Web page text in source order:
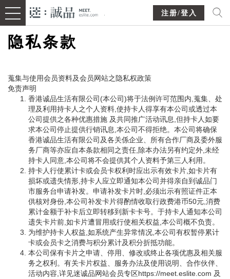
注册/登入
隐私条款
蒐集与使用会员资料及会员网站之隐私权政策
免责声明
香港诚品生活有限公司(本公司)将于法例许可范围内,蒐集、处
理及利用持卡人之个人资料,使持卡人得享有本公司或透过本
公司提供之各种优惠措施 及共同推广活动讯息,但持卡人如要
求本公司停止提供行销讯息,本公司不得拒绝。本公司将确保
香港诚品生活有限公司及各关係企业、所有合作厂商及委外服
务厂商等亦应自本条款相同之责任,除本办法另有约定外,未经
持卡人同意,本公司将不会提供其个人资料予第三人利用。
持卡人行使累计卡或会员卡权利时应出示有效卡片,如卡片有
损坏或遗失情形,持卡人应立即通知本公司并得亲自到诚品门
市服务台申请补发。申请补发卡片时,必须出示有照证件正本
供核对身份,本公司补发卡片得酌情收取行政费港币50元,消费
累计金额于补卡后立即转移到新卡卡号。于持卡人通知本公司
遗失卡片前,如卡片遭冒用或行使相关权益,本公司概不负责。
为维护持卡人权益,如系统产生异常情况,本公司有权暂停累计
卡或会员卡之消费与积分累计及积分折抵功能。
本公司保有卡片之申请、停用、修改或终止各项优惠及相关服
务之权利。有关卡片权益、服务办法及使用说明、合作伙伴、
活动内容,详见迷诚品网站会员专区https://meet.eslite.com 及